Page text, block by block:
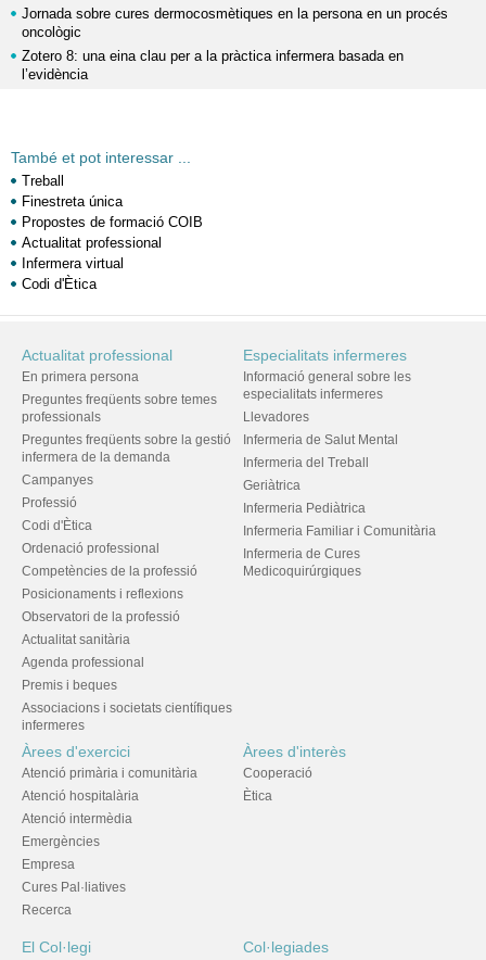
Jornada sobre cures dermocosmètiques en la persona en un procés
oncològic
Zotero 8: una eina clau per a la pràctica infermera basada en
l’evidència
També et pot interessar ...
Treball
Finestreta única
Propostes de formació COIB
Actualitat professional
Infermera virtual
Codi d'Ètica
Actualitat professional
En primera persona
Preguntes freqüents sobre temes
professionals
Preguntes freqüents sobre la gestió
infermera de la demanda
Campanyes
Professió
Codi d'Ètica
Ordenació professional
Competències de la professió
Posicionaments i reflexions
Observatori de la professió
Actualitat sanitària
Agenda professional
Premis i beques
Associacions i societats científiques
infermeres
Especialitats infermeres
Informació general sobre les
especialitats infermeres
Llevadores
Infermeria de Salut Mental
Infermeria del Treball
Geriàtrica
Infermeria Pediàtrica
Infermeria Familiar i Comunitària
Infermeria de Cures
Medicoquirúrgiques
Àrees d'exercici
Atenció primària i comunitària
Atenció hospitalària
Atenció intermèdia
Emergències
Empresa
Cures Pal·liatives
Recerca
Àrees d'interès
Cooperació
Ètica
El Col·legi Col·legiades